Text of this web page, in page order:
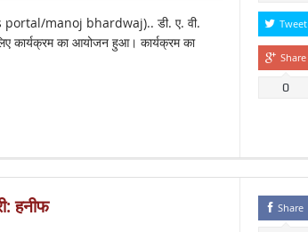
manoj bhardwaj).. डी. ए. वी.
कार्यक्रम का आयोजन हुआ। कार्यक्रम का
Tweet
Share
0
हनीफ Share